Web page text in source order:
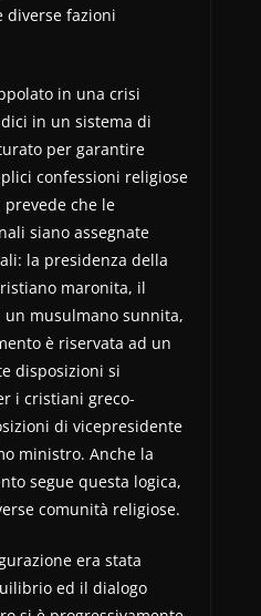
diverse fazioni
in una crisi
in un sistema di
per garantire
confessioni religiose
prevede che le
siano assegnate
la presidenza della
maronita, il
musulmano sunnita,
è riservata ad un
disposizioni si
i cristiani greco-
di vicepresidente
ministro. Anche la
segue questa logica,
comunità religiose.
era stata
ed il dialogo